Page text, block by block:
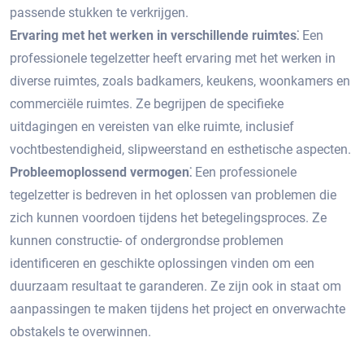
passende stukken te verkrijgen.​
Ervaring met het werken in verschillende ruimtes⁚ Een
professionele tegelzetter heeft ervaring met het werken in
diverse ruimtes, zoals badkamers, keukens, woonkamers en
commerciële ruimtes.​ Ze begrijpen de specifieke
uitdagingen en vereisten van elke ruimte, inclusief
vochtbestendigheid, slipweerstand en esthetische aspecten.​
Probleemoplossend vermogen⁚ Een professionele
tegelzetter is bedreven in het oplossen van problemen die
zich kunnen voordoen tijdens het betegelingsproces.​ Ze
kunnen constructie- of ondergrondse problemen
identificeren en geschikte oplossingen vinden om een
duurzaam resultaat te garanderen.​ Ze zijn ook in staat om
aanpassingen te maken tijdens het project en onverwachte
obstakels te overwinnen.​